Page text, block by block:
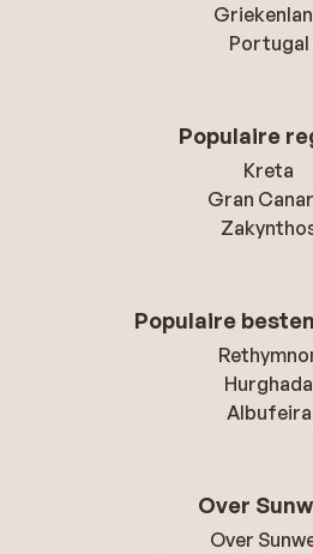
Portugal
Populaire
Kreta
Gran
Populaire
Hurghada
Albufeira
Over
Over